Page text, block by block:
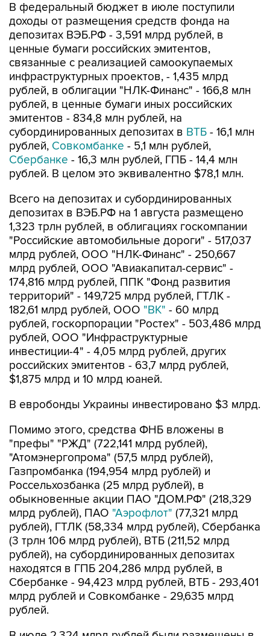
В федеральный бюджет в июле поступили
доходы от размещения средств фонда на
депозитах ВЭБ.РФ - 3,591 млрд рублей, в
ценные бумаги российских эмитентов,
связанные с реализацией самоокупаемых
инфраструктурных проектов, - 1,435 млрд
рублей, в облигации "НЛК-Финанс" - 166,8 млн
рублей, в ценные бумаги иных российских
эмитентов - 834,8 млн рублей, на
субординированных депозитах в ВТБ - 16,1 млн
рублей, Совкомбанке - 5,1 млн рублей,
Сбербанке - 16,3 млн рублей, ГПБ - 14,4 млн
рублей. В целом это эквивалентно $78,1 млн.
Всего на депозитах и субординированных
депозитах в ВЭБ.РФ на 1 августа размещено
1,323 трлн рублей, в облигациях госкомпании
"Российские автомобильные дороги" - 517,037
млрд рублей, ООО "НЛК-Финанс" - 250,667
млрд рублей, ООО "Авиакапитал-сервис" -
174,816 млрд рублей, ППК "Фонд развития
территорий" - 149,725 млрд рублей, ГТЛК -
182,61 млрд рублей, ООО "ВК" - 60 млрд
рублей, госкорпорации "Ростех" - 503,486 млрд
рублей, ООО "Инфраструктурные
инвестиции-4" - 4,05 млрд рублей, других
российских эмитентов - 63,7 млрд рублей,
$1,875 млрд и 10 млрд юаней.
В евробонды Украины инвестировано $3 млрд.
Помимо этого, средства ФНБ вложены в
"префы" "РЖД" (722,141 млрд рублей),
"Атомэнергопрома" (57,5 млрд рублей),
Газпромбанка (194,954 млрд рублей) и
Россельхозбанка (25 млрд рублей), в
обыкновенные акции ПАО "ДОМ.РФ" (218,329
млрд рублей), ПАО "Аэрофлот" (77,321 млрд
рублей), ГТЛК (58,334 млрд рублей), Сбербанка
(3 трлн 106 млрд рублей), ВТБ (211,52 млрд
рублей), на субординированных депозитах
находятся в ГПБ 204,286 млрд рублей, в
Сбербанке - 94,423 млрд рублей, ВТБ - 293,401
млрд рублей и Совкомбанке - 29,635 млрд
рублей.